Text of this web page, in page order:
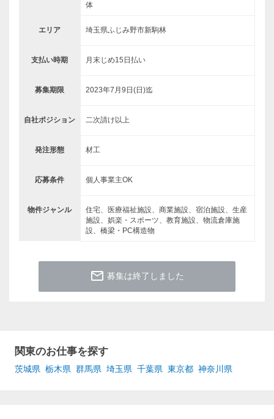
体
エリア 埼玉県ふじみ野市新駒林
支払い時期 月末じめ15日払い
募集期限 2023年7月9日(日)迄
自社ポジション 二次請け以上
発注形態 材工
応募条件 個人事業主OK
物件ジャンル
住宅、医療福祉施設、商業施設、宿泊施設、生産
施設、娯楽・スポーツ、教育施設、物流倉庫施
設、橋梁・PC構造物
mail_outline 募集は終了しました
関東のお仕事を探す
茨城県 栃木県 群馬県 埼玉県 千葉県 東京都 神奈川県